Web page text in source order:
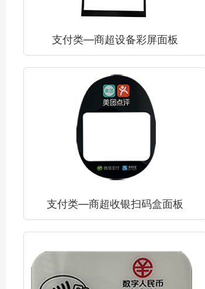
支付类—商超设备彩屏面板
支付类—商超收银扫码盒面板